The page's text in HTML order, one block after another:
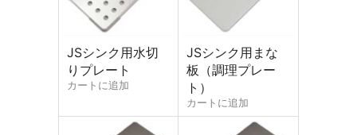
メールアドレス (必須)
JSシンク用水切
りプレート
カートに追加
JSシンク用まな
板（調理プレー
ト）
カートに追加